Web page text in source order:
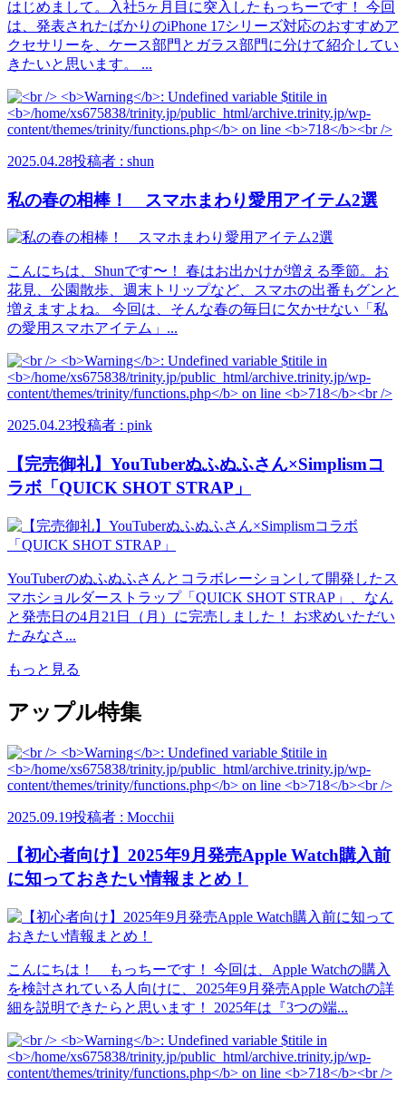
はじめまして。入社5ヶ月目に突入したもっちーです！ 今回
は、発表されたばかりのiPhone 17シリーズ対応のおすすめア
クセサリーを、ケース部門とガラス部門に分けて紹介してい
きたいと思います。 ...
2025.04.28投稿者 : shun
私の春の相棒！ スマホまわり愛用アイテム2選
こんにちは、Shunです〜！ 春はお出かけが増える季節。お
花見、公園散歩、週末トリップなど、スマホの出番もグンと
増えますよね。 今回は、そんな春の毎日に欠かせない「私
の愛用スマホアイテム」...
2025.04.23投稿者 : pink
【完売御礼】YouTuberぬふぬふさん×Simplismコ
ラボ「QUICK SHOT STRAP」
YouTuberのぬふぬふさんとコラボレーションして開発したス
マホショルダーストラップ「QUICK SHOT STRAP」、なん
と発売日の4月21日（月）に完売しました！ お求めいただい
たみなさ...
もっと見る
アップル特集
2025.09.19投稿者 : Mocchii
【初心者向け】2025年9月発売Apple Watch購入前
に知っておきたい情報まとめ！
こんにちは！ もっちーです！ 今回は、Apple Watchの購入
を検討されている人向けに、2025年9月発売Apple Watchの詳
細を説明できたらと思います！ 2025年は『3つの端...